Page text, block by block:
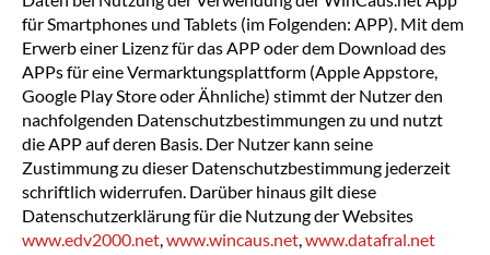
für Smartphones und Tablets (im Folgenden: APP). Mit dem
Erwerb einer Lizenz für das APP oder dem Download des
APPs für eine Vermarktungsplattform (Apple Appstore,
Google Play Store oder Ähnliche) stimmt der Nutzer den
nachfolgenden Datenschutzbestimmungen zu und nutzt
die APP auf deren Basis. Der Nutzer kann seine
Zustimmung zu dieser Datenschutzbestimmung jederzeit
schriftlich widerrufen. Darüber hinaus gilt diese
Datenschutzerklärung für die Nutzung der Websites
www.edv2000.net,www.wincaus.net,www.datafral.net